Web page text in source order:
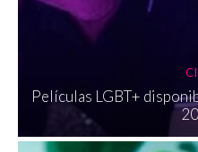
Películas LGBT+